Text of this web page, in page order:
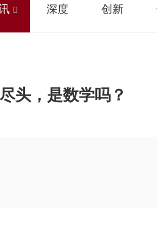
深度 创新
头，是数学吗？